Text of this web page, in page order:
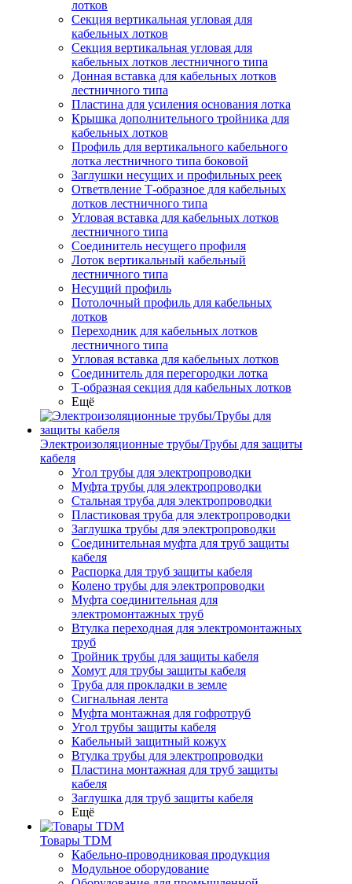
лотков
Секция вертикальная угловая для
кабельных лотков
Секция вертикальная угловая для
кабельных лотков лестничного типа
Донная вставка для кабельных лотков
лестничного типа
Пластина для усиления основания лотка
Крышка дополнительного тройника для
кабельных лотков
Профиль для вертикального кабельного
лотка лестничного типа боковой
Заглушки несущих и профильных реек
Ответвление Т-образное для кабельных
лотков лестничного типа
Угловая вставка для кабельных лотков
лестничного типа
Соединитель несущего профиля
Лоток вертикальный кабельный
лестничного типа
Несущий профиль
Потолочный профиль для кабельных
лотков
Переходник для кабельных лотков
лестничного типа
Угловая вставка для кабельных лотков
Соединитель для перегородки лотка
Т-образная секция для кабельных лотков
Ещё
Электроизоляционные трубы/Трубы для защиты
кабеля
Угол трубы для электропроводки
Муфта трубы для электропроводки
Стальная труба для электропроводки
Пластиковая труба для электропроводки
Заглушка трубы для электропроводки
Соединительная муфта для труб защиты
кабеля
Распорка для труб защиты кабеля
Колено трубы для электропроводки
Муфта соединительная для
электромонтажных труб
Втулка переходная для электромонтажных
труб
Тройник трубы для защиты кабеля
Хомут для трубы защиты кабеля
Труба для прокладки в земле
Сигнальная лента
Муфта монтажная для гофротруб
Угол трубы защиты кабеля
Кабельный защитный кожух
Втулка трубы для электропроводки
Пластина монтажная для труб защиты
кабеля
Заглушка для труб защиты кабеля
Ещё
Товары TDM
Кабельно-проводниковая продукция
Модульное оборудование